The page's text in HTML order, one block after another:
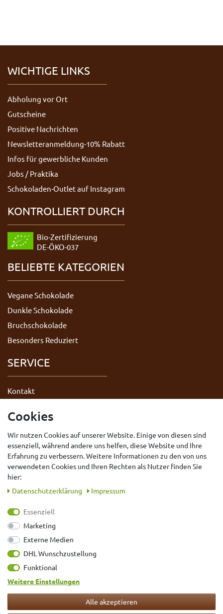
WICHTIGE LINKS
Abholung vor Ort
Gutscheine
Positive Nachrichten
Newsletteranmeldung-10% Rabatt
Infos für gewerbliche Kunden
Jobs / Praktika
Schokoladen-Outlet auf Instagram
KONTROLLIERT DURCH
Bio-Zertifizierung
DE-ÖKO-037
BELIEBTE KATEGORIEN
Vegane Schokolade
Dunkle Schokolade
Bruchschokolade
Besonders Reduziert
SERVICE
Kontakt
AGB
Impressum
Widerrufsrecht
Vertrag widerrufen
Bewertungen der letzten 12 Monate
VERSAND MIT
Cookies
Wir nutzen Cookies auf unserer Website. Einige von diesen sind
essenziell, während andere uns helfen, diese Website und Ihre
Erfahrung zu verbessern. Weitere Informationen zu den von uns
verwendeten Cookies und Ihren Rechten als Nutzer finden Sie
hier:
Daten­schutz­erklärung
Impressum
Essenziell
Marketing
Externe Medien
DHL Wunschzustellung
Funktional
Weitere Einstellungen
Alle akzeptieren